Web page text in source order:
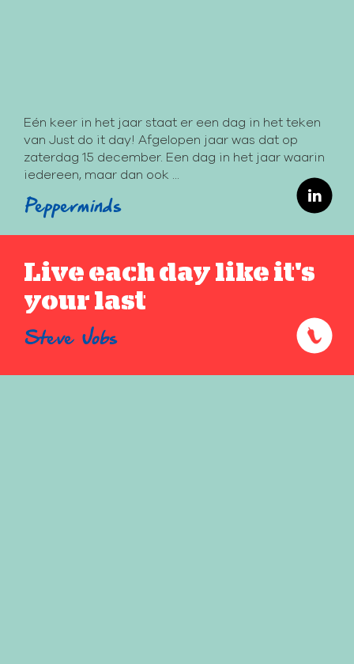
Eén keer in het jaar staat er een dag in het teken
van Just do it day! Afgelopen jaar was dat op
zaterdag 15 december. Een dag in het jaar waarin
iedereen, maar dan ook ...
Pepperminds
Live each day like it's
your last
Steve Jobs